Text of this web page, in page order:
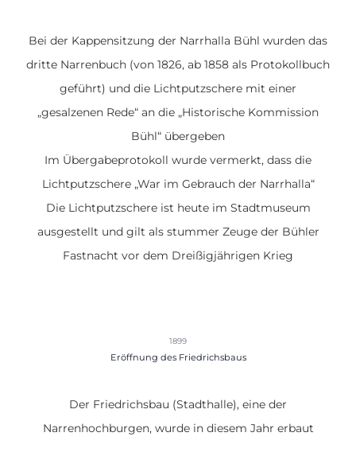
Bei der Kappensitzung der Narrhalla Bühl wurden das
dritte Narrenbuch (von 1826, ab 1858 als Protokollbuch
geführt) und die Lichtputzschere mit einer
„gesalzenen Rede“ an die „Historische Kommission
Bühl“ übergeben
Im Übergabeprotokoll wurde vermerkt, dass die
Lichtputzschere „War im Gebrauch der Narrhalla“
Die Lichtputzschere ist heute im Stadtmuseum
ausgestellt und gilt als stummer Zeuge der Bühler
Fastnacht vor dem Dreißigjährigen Krieg
1899
Eröffnung des Friedrichsbaus
Der Friedrichsbau (Stadthalle), eine der
Narrenhochburgen, wurde in diesem Jahr erbaut